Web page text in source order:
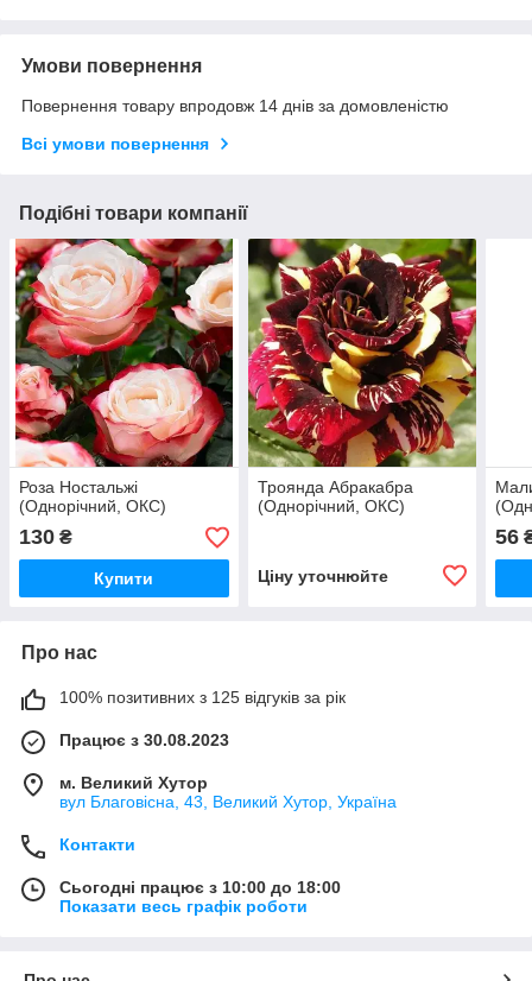
Умови повернення
Повернення товару впродовж 14 днів за домовленістю
Всі умови повернення
Подібні товари компанії
Роза Ностальжі
(Однорічний, ОКС)
130 ₴
Купити
Троянда Абракабра
(Однорічний, ОКС)
Ціну уточнюйте
56
Про нас
100% позитивних з 125 відгуків за рік
Працює з 30.08.2023
м. Великий Хутор
вул Благовісна, 43, Великий Хутор, Україна
Контакти
Сьогодні працює з 10:00 до 18:00
Показати весь графік роботи